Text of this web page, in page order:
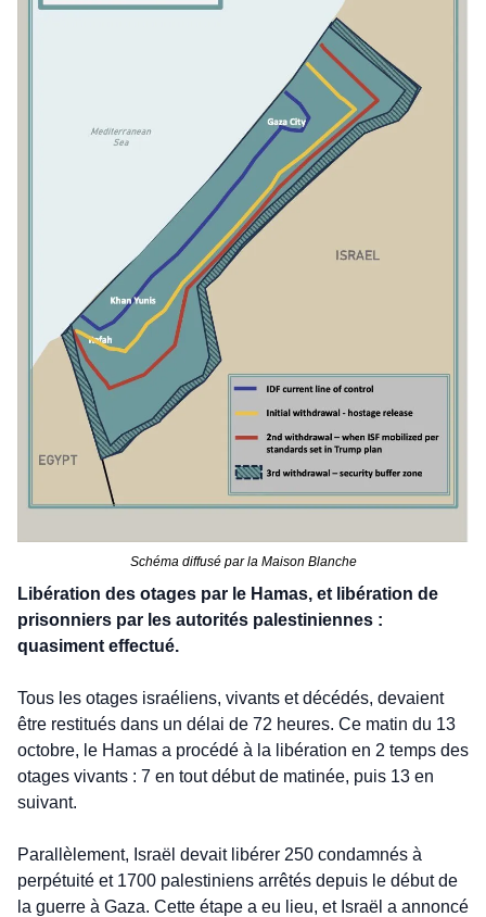
Schéma diffusé par la Maison Blanche
Libération des otages par le Hamas, et libération de
prisonniers par les autorités palestiniennes :
quasiment effectué.
Tous les otages israéliens, vivants et décédés, devaient
être restitués dans un délai de 72 heures. Ce matin du 13
octobre, le Hamas a procédé à la libération en 2 temps des
otages vivants : 7 en tout début de matinée, puis 13 en
suivant.
Parallèlement, Israël devait libérer 250 condamnés à
perpétuité et 1700 palestiniens arrêtés depuis le début de
la guerre à Gaza. Cette étape a eu lieu, et Israël a annoncé